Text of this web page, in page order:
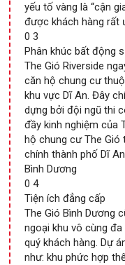
yếu tố vàng là “cận
được khách hàng rất
0 3
Phân khúc bất động
The Gió Riverside
căn hộ chung cư
khu vực Dĩ An. Đây
dựng bởi đội ngũ thi
đầy kinh nghiệm của
hộ chung cư The Gió
chính thành phố Dĩ
Bình Dương
0 4
Tiện ích đẳng cấp
The Gió Bình Dương
ngoại khu vô cùng
quý khách hàng. Dự
như: khu phức hợp